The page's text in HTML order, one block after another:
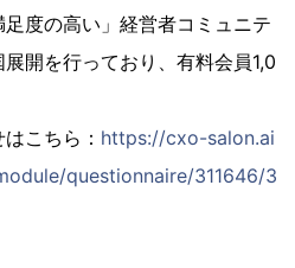
度の高い」経営者コミュニテ
開を行っており、有料会員1,0
こちら： https://cxo-salon.ai
questionnaire/311646/3